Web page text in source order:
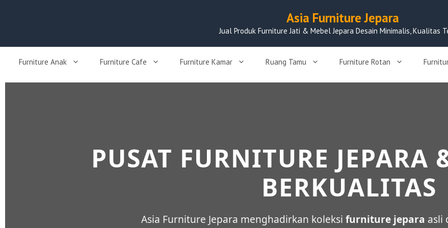
Asia Furniture Jepara
Jual Produk Furniture Jati & Mebel Jepara Desain Minimalis, Kualitas
Furniture Anak Furniture Cafe Furniture Kamar Ruang Tamu Furniture Rotan
PUSAT FURNITURE JEPARA
BERKUALITAS
Asia Furniture Jepara menghadirkan koleksifurniture jepara asli